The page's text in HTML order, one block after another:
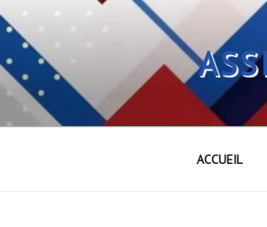
Aller
au
contenu
principal
ACCUEIL